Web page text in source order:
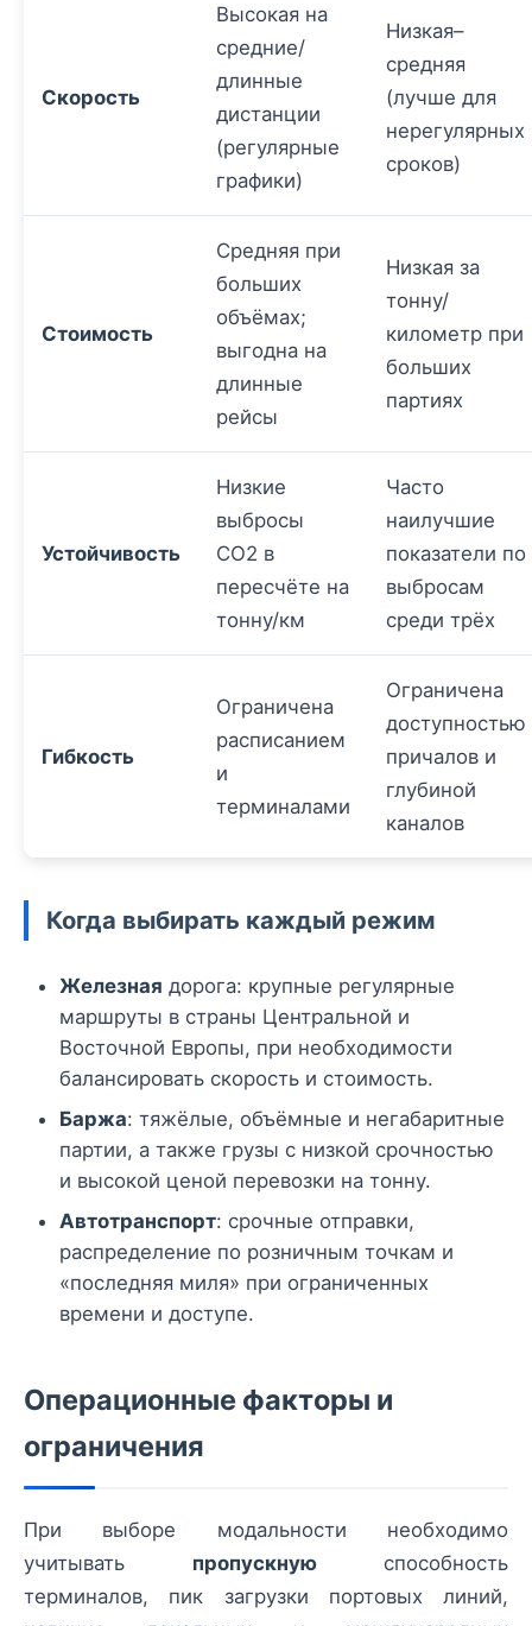
Скорость
Высокая на
средние/
длинные
дистанции
(регулярные
графики)
Низкая–
средняя
(лучше для
нерегулярных
сроков)
Стоимость
Средняя при
больших
объёмах;
выгодна на
длинные
рейсы
Низкая за
тонну/
километр при
больших
партиях
Устойчивость
Низкие
выбросы
CO2 в
пересчёте на
тонну/км
Часто
наилучшие
показатели по
выбросам
среди трёх
Гибкость
Ограничена
расписанием
и
терминалами
Ограничена
доступностью
причалов и
глубиной
каналов
Когда выбирать каждый режим
Железная дорога: крупные регулярные
маршруты в страны Центральной и
Восточной Европы, при необходимости
балансировать скорость и стоимость.
Баржа: тяжёлые, объёмные и негабаритные
партии, а также грузы с низкой срочностью
и высокой ценой перевозки на тонну.
Автотранспорт: срочные отправки,
распределение по розничным точкам и
«последняя миля» при ограниченных
времени и доступе.
Операционные факторы и
ограничения
При выборе модальности необходимо
учитывать пропускнуюспособность
терминалов, пик загрузки портовых линий,